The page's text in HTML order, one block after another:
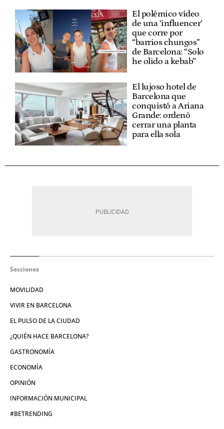
El polémico vídeo
de una ‘influencer’
que corre por
“barrios chungos”
de Barcelona: “Solo
he olido a kebab”
El lujoso hotel de
Barcelona que
conquistó a Ariana
Grande: ordenó
cerrar una planta
para ella sola
Secciones
MOVILIDAD
VIVIR EN BARCELONA
EL PULSO DE LA CIUDAD
¿QUIÉN HACE BARCELONA?
GASTRONOMÍA
ECONOMÍA
OPINIÓN
INFORMACIÓN MUNICIPAL
#BETRENDING